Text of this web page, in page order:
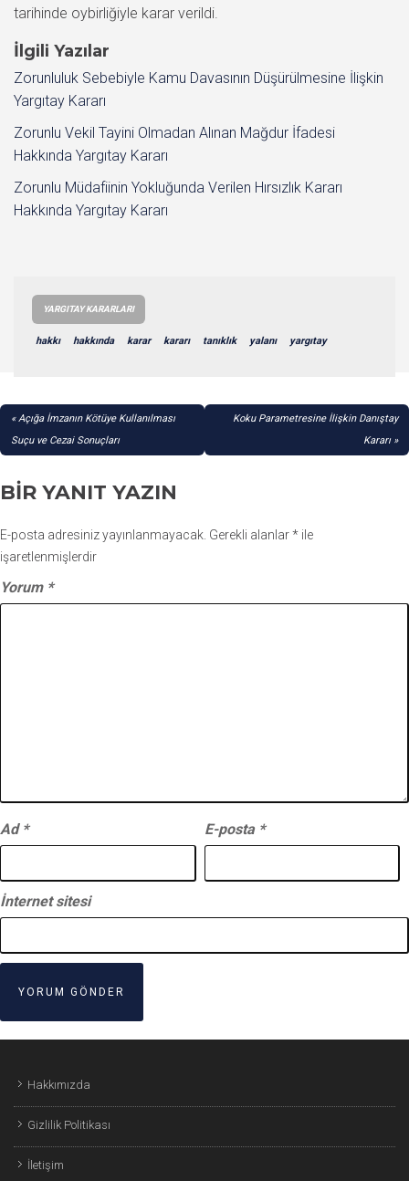
tarihinde oybirliğiyle karar verildi.
İlgili Yazılar
Zorunluluk Sebebiyle Kamu Davasının Düşürülmesine İlişkin
Yargıtay Kararı
Zorunlu Vekil Tayini Olmadan Alınan Mağdur İfadesi
Hakkında Yargıtay Kararı
Zorunlu Müdafiinin Yokluğunda Verilen Hırsızlık Kararı
Hakkında Yargıtay Kararı
YARGITAY KARARLARI
hakkı hakkında karar kararı tanıklık yalanı yargıtay
YAZI
GEZINMESI
Açığa İmzanın Kötüye Kullanılması
Suçu ve Cezai Sonuçları
Koku Parametresine İlişkin Danıştay
Kararı
BIR YANIT YAZIN
E-posta adresiniz yayınlanmayacak. Gerekli alanlar* ile
işaretlenmişlerdir
Yorum *
Ad * E-posta *
İnternet sitesi
Hakkımızda
Gizlilik Politikası
İletişim